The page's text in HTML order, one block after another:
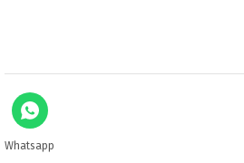
Whatsapp